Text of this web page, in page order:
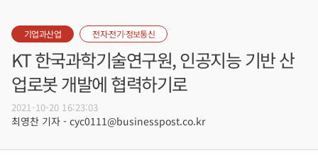
기업과산업 전자·전기·정보통신
KT 한국과학기술연구원, 인공지능 기반 산
업로봇 개발에 협력하기로
2021-10-20 16:23:03
최영찬 기자 - cyc0111@businesspost.co.kr